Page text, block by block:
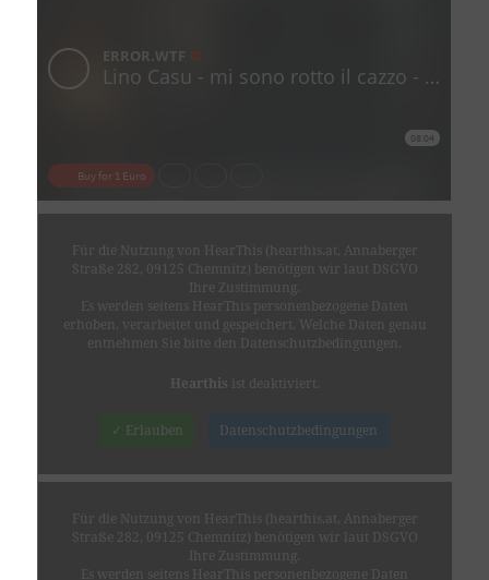
Für die Nutzung von HearThis (hearthis.at, Annaberger
Straße 282, 09125 Chemnitz) benötigen wir laut DSGVO
Ihre Zustimmung.
Es werden seitens HearThis personenbezogene Daten
erhoben, verarbeitet und gespeichert. Welche Daten genau
entnehmen Sie bitte den Datenschutzbedingungen.
Hearthis ist deaktiviert.
✓ Erlauben Datenschutzbedingungen
Für die Nutzung von HearThis (hearthis.at, Annaberger
Straße 282, 09125 Chemnitz) benötigen wir laut DSGVO
Ihre Zustimmung.
Es werden seitens HearThis personenbezogene Daten